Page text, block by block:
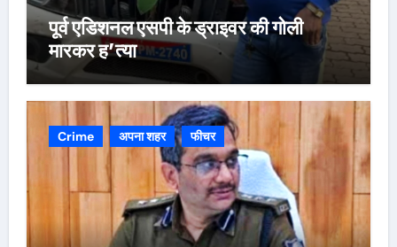
पूर्व एडिशनल एसपी के ड्राइवर की गोली
मारकर ह’त्या
Crime अपना शहर फीचर